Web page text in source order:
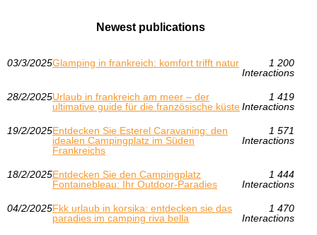
Newest publications
03/3/2025Glamping in frankreich: komfort trifft natur
1 200
Interactions
28/2/2025Urlaub in frankreich am meer – der
ultimative guide für die französische küste
1 419
Interactions
19/2/2025Entdecken Sie Esterel Caravaning: den
idealen Campingplatz im Süden
Frankreichs
1 571
Interactions
18/2/2025Entdecken Sie den Campingplatz
Fontainebleau: Ihr Outdoor-Paradies
1 444
Interactions
04/2/2025Fkk urlaub in korsika: entdecken sie das
paradies im camping riva bella
1 470
Interactions